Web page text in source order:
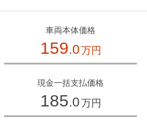
車両本体価格
159.0万円
現金一括支払価格
185.0万円